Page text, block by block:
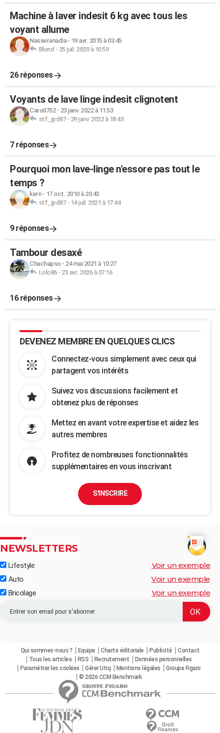
Machine à laver indesit 6 kg avec tous les
voyant allume
Nasseranadia- 19 avr. 2015 à 03:45
Blond - 25 juil. 2020 à 10:59
26 réponses
Voyants de lave linge indesit clignotent
Caro0752- 23 janv. 2022 à 11:53
stf_jpd87- 29 janv. 2022 à 18:43
7 réponses
Pourquoi mon lave-linge n'essore pas tout le
temps ?
kern- 17 oct. 2010 à 20:43
stf_jpd87- 14 juil. 2021 à 17:44
9 réponses
Tambour desaxé
Chachapso- 24 mai 2021 à 10:27
Lolo86- 23 avr. 2026 à 07:16
16 réponses
DEVENEZ MEMBRE EN QUELQUES CLICS
Connectez-vous simplement avec ceux qui
partagent vos intérêts
Suivez vos discussions facilement et
obtenez plus de réponses
Mettez en avant votre expertise et aidez les
autres membres
Profitez de nombreuses fonctionnalités
supplémentaires en vous inscrivant
S'INSCRIRE
NEWSLETTERS
Lifestyle Voir un exemple
Auto Voir un exemple
Bricolage Voir un exemple
Qui sommes-nous ? Equipe Charte éditoriale Publicité
Contact
Tous les articles
RSS Recrutement
Données personnelles
Paramétrer les cookies
Gérer Utiq Mentions légales
Groupe Figaro
© 2026 CCM Benchmark